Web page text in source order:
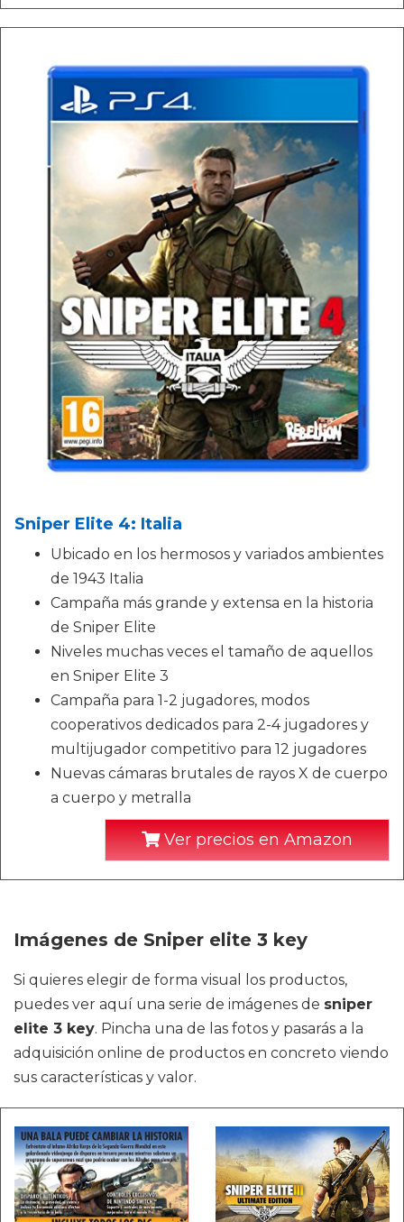
Sniper Elite 4: Italia
Ubicado en los hermosos y variados ambientes
de 1943 Italia
Campaña más grande y extensa en la historia
de Sniper Elite
Niveles muchas veces el tamaño de aquellos
en Sniper Elite 3
Campaña para 1-2 jugadores, modos
cooperativos dedicados para 2-4 jugadores y
multijugador competitivo para 12 jugadores
Nuevas cámaras brutales de rayos X de cuerpo
a cuerpo y metralla
Ver precios en Amazon
Imágenes de Sniper elite 3 key
Si quieres elegir de forma visual los productos,
puedes ver aquí una serie de imágenes de sniper
elite 3 key. Pincha una de las fotos y pasarás a la
adquisición online de productos en concreto viendo
sus características y valor.